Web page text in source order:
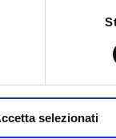
selezionati